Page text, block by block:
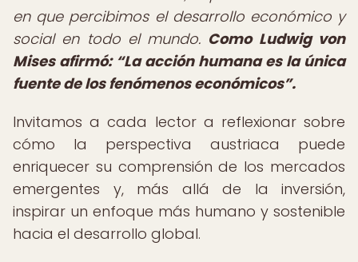
en que percibimos el desarrollo económico y
social en todo el mundo. Como Ludwig von
Mises afirmó: La acción humana es la única
fuente de los fenómenos económicos .
Invitamos a cada lector a reflexionar sobre
cómo la perspectiva austriaca puede
enriquecer su comprensión de los mercados
emergentes y, más allá de la inversión,
inspirar un enfoque más humano y sostenible
hacia el desarrollo global.